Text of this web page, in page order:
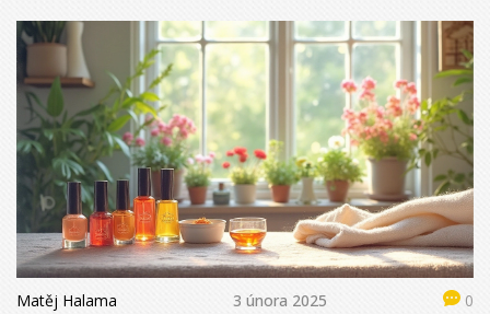
Matěj Halama 3 února 2025 0